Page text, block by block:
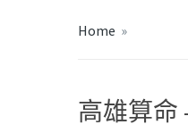
Home »
高雄算命